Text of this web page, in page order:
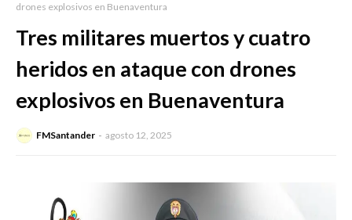
drones explosivos en Buenaventura
Tres militares muertos y cuatro
heridos en ataque con drones
explosivos en Buenaventura
FMSantander agosto 12, 2025